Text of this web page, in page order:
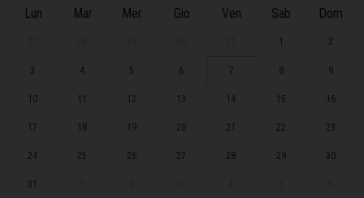
Lun Mar Mer Gio Ven Sab Dom
1 2
3 4 5 6 7 8 9
10 11 12 13 14 15 16
17 18 19 20 21 22 23
24 25 26 27 28 29 30
31